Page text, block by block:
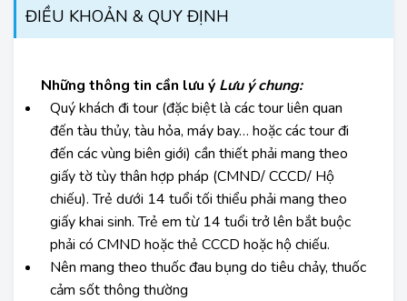
ĐIỀU KHOẢN & QUY ĐỊNH
Những thông tin cần lưu ý Lưu ý chung:
Quý khách đi tour (đặc biệt là các tour liên quan
đến tàu thủy, tàu hỏa, máy bay… hoặc các tour đi
đến các vùng biên giới) cần thiết phải mang theo
giấy tờ tùy thân hợp pháp (CMND/ CCCD/ Hộ
chiếu). Trẻ dưới 14 tuổi tối thiểu phải mang theo
giấy khai sinh. Trẻ em từ 14 tuổi trở lên bắt buộc
phải có CMND hoặc thẻ CCCD hoặc hộ chiếu.
Nên mang theo thuốc đau bụng do tiêu chảy, thuốc
cảm sốt thông thường